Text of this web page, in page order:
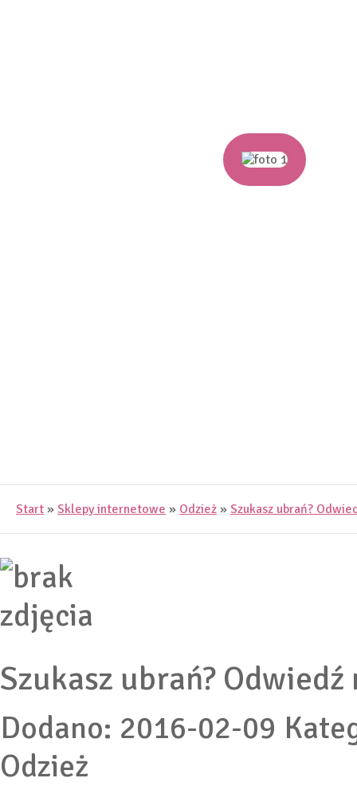
Start » Sklepy internetowe » Odzież » Szukasz ubrań?
Szukasz ubrań?
Dodano: 2016-02-09
Odzież